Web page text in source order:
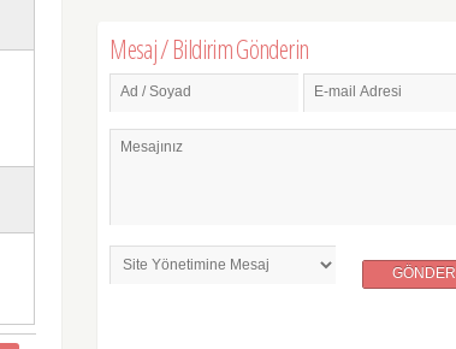
Mesaj / Bildirim Gönderin
Ad / Soyad E-mail Adresi
Mesajınız
GÖNDER